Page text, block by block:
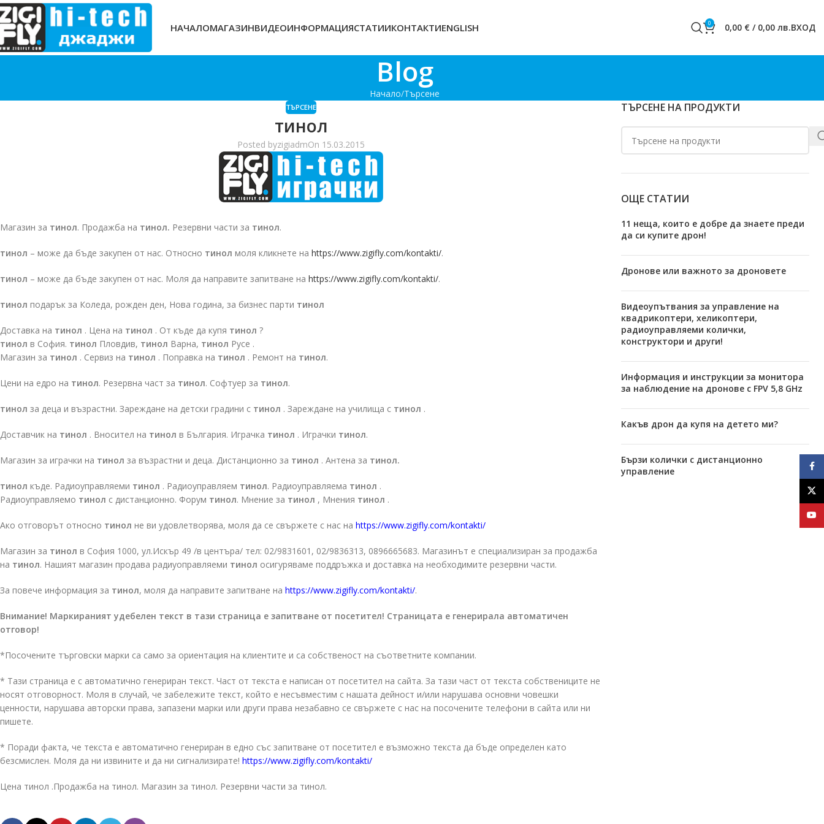
НАЧАЛОМАГАЗИНВИДЕОИНФОРМАЦИЯСТАТИИКОНТАКТИENGLISH 0 0,00 € / 0,00 лв.ВХОД
Blog
Начало Търсене
ТЪРСЕНЕ
тинол
Posted byzigiadmOn 15.03.2015
Магазин за тинол. Продажба на тинол. Резервни части за тинол.
тинол – може да бъде закупен от нас. Относно тинол моля кликнете на https://www.zigifly.com/kontakti/.
тинол – може да бъде закупен от нас. Моля да направите запитване на https://www.zigifly.com/kontakti/.
тинол подарък за Коледа, рожден ден, Нова година, за бизнес парти тинол
Доставка на тинол . Цена на тинол . От къде да купя тинол ?
тинол в София. тинол Пловдив, тинол Варна, тинол Русе .
Магазин за тинол . Сервиз на тинол . Поправка на тинол . Ремонт на тинол.
Цени на едро на тинол. Резервна част за тинол. Софтуер за тинол.
тинол за деца и възрастни. Зареждане на детски градини с тинол . Зареждане на училища с тинол .
Доставчик на тинол . Вносител на тинол в България. Играчка тинол . Играчки тинол.
Магазин за играчки на тинол за възрастни и деца. Дистанционно за тинол . Антена за тинол.
тинол къде. Радиоуправляеми тинол . Радиоуправляем тинол. Радиоуправляема тинол .
Радиоуправляемо тинол с дистанционно. Форум тинол. Мнение за тинол , Мнения тинол .
Ако отговорът относно тинол не ви удовлетворява, моля да се свържете с нас на https://www.zigifly.com/kontakti/
Магазин за тинол в София 1000, ул.Искър 49 /в центъра/ тел: 02/9831601, 02/9836313, 0896665683. Магазинът е специализиран за продажба
на тинол. Нашият магазин продава радиуоправляеми тинол осигуряваме поддръжка и доставка на необходимите резервни части.
За повече информация за тинол, моля да направите запитване на https://www.zigifly.com/kontakti/.
Внимание! Маркираният удебелен текст в тази страница е запитване от посетител! Страницата е генерирала автоматичен
отговор!
*Посочените търговски марки са само за ориентация на клиентите и са собственост на съответните компании.
* Тази страница е с автоматично генериран текст. Част от текста е написан от посетител на сайта. За тази част от текста собствениците не
носят отговорност. Моля в случай, че забележите текст, който е несъвместим с нашата дейност и/или нарушава основни човешки
ценности, нарушава авторски права, запазени марки или други права незабавно се свържете с нас на посочените телефони в сайта или ни
пишете.
* Поради факта, че текста е автоматично генериран в едно със запитване от посетител е възможно текста да бъде определен като
безсмислен. Моля да ни извините и да ни сигнализирате! https://www.zigifly.com/kontakti/
Цена тинол .Продажба на тинол. Магазин за тинол. Резервни части за тинол.
ТЪРСЕНЕ НА ПРОДУКТИ
ОЩЕ СТАТИИ
11 неща, които е добре да знаете преди
да си купите дрон!
Дронове или важното за дроновете
Видеоупътвания за управление на
квадрикоптери, хеликоптери,
радиоуправляеми колички,
конструктори и други!
Информация и инструкции за монитора
за наблюдение на дронове с FPV 5,8 GHz
Какъв дрон да купя на детето ми?
Бързи колички с дистанционно
управление